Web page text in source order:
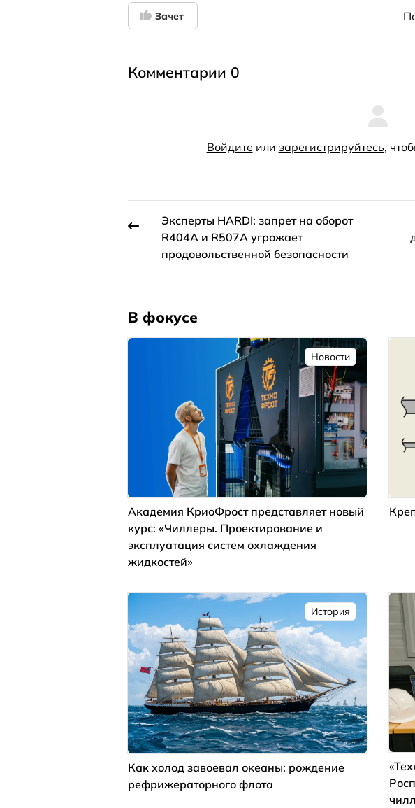
Зачет
Комментарии 0
Войдите или зарегистрируйтесь,
Эксперты HARDI: запрет на оборот
R404A и R507A угрожает
продовольственной безопасности
В фокусе
Новости
Академия КриоФрост представляет новый
курс: «Чиллеры. Проектирование и
эксплуатация систем охлаждения
жидкостей»
История
Как холод завоевал океаны: рождение
рефрижераторного флота